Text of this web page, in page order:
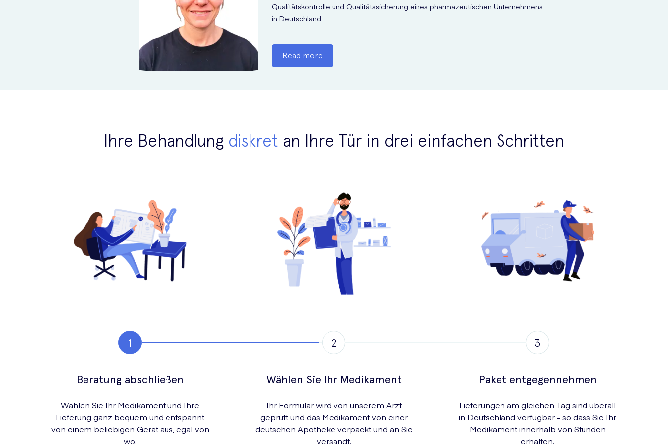
Qualitätskontrolle und Qualitätssicherung eines pharmazeutischen Unternehmens
in Deutschland.
Read more
Ihre Behandlung diskret an Ihre Tür in drei einfachen Schritten
Beratung abschließen
Wählen Sie Ihr Medikament und Ihre
Lieferung ganz bequem und entspannt
von einem beliebigen Gerät aus, egal von
wo.
Wählen Sie Ihr Medikament
Ihr Formular wird von unserem Arzt
geprüft und das Medikament von einer
deutschen Apotheke verpackt und an Sie
versandt.
Paket entgegennehmen
Lieferungen am gleichen Tag sind überall
in Deutschland verfügbar - so dass Sie Ihr
Medikament innerhalb von Stunden
erhalten.